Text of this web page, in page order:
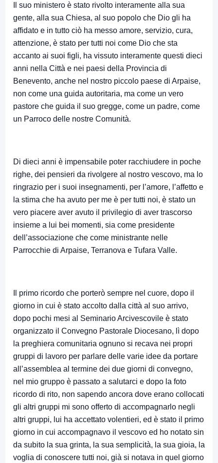
Il suo ministero è stato rivolto interamente alla sua
gente, alla sua Chiesa, al suo popolo che Dio gli ha
affidato e in tutto ciò ha messo amore, servizio, cura,
attenzione, è stato per tutti noi come Dio che sta
accanto ai suoi figli, ha vissuto interamente questi dieci
anni nella Città e nei paesi della Provincia di
Benevento, anche nel nostro piccolo paese di Arpaise,
non come una guida autoritaria, ma come un vero
pastore che guida il suo gregge, come un padre, come
un Parroco delle nostre Comunità.
Di dieci anni è impensabile poter racchiudere in poche
righe, dei pensieri da rivolgere al nostro vescovo, ma lo
ringrazio per i suoi insegnamenti, per l’amore, l’affetto e
la stima che ha avuto per me è per tutti noi, è stato un
vero piacere aver avuto il privilegio di aver trascorso
insieme a lui bei momenti, sia come presidente
dell’associazione che come ministrante nelle
Parrocchie di Arpaise, Terranova e Tufara Valle.
Il primo ricordo che porterò sempre nel cuore, dopo il
giorno in cui è stato accolto dalla città al suo arrivo,
dopo pochi mesi al Seminario Arcivescovile è stato
organizzato il Convegno Pastorale Diocesano, lì dopo
la preghiera comunitaria ognuno si recava nei propri
gruppi di lavoro per parlare delle varie idee da portare
all’assemblea al termine dei due giorni di convegno,
nel mio gruppo è passato a salutarci e dopo la foto
ricordo di rito, non sapendo ancora dove erano collocati
gli altri gruppi mi sono offerto di accompagnarlo negli
altri gruppi, lui ha accettato volentieri, ed è stato il primo
giorno in cui accompagnavo il vescovo ed ho notato sin
da subito la sua grinta, la sua semplicità, la sua gioia, la
voglia di conoscere tutti noi, già si notava in quel giorno